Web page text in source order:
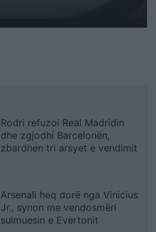
Rodri refuzoi Real Madridin
dhe zgjodhi Barcelonën,
zbardhen tri arsyet e vendimit
Arsenali heq dorë nga Vinicius
Jr., synon me vendosmëri
sulmuesin e Evertonit